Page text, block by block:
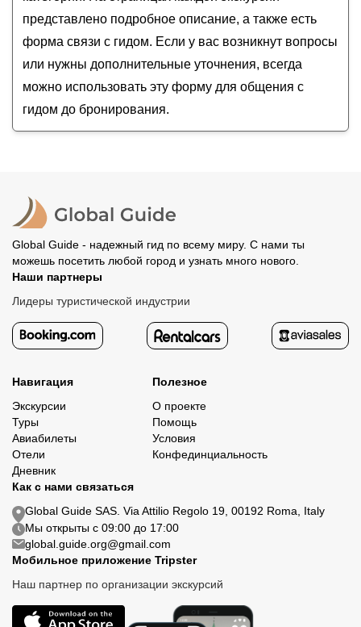
представлено подробное описание, а также есть
форма связи с гидом. Если у вас возникнут вопросы
или нужны дополнительные уточнения, всегда
можно использовать эту форму для общения с
гидом до бронирования.
Global Guide - надежный гид по всему миру. С нами ты
можешь посетить любой город и узнать много нового.
Наши партнеры
Лидеры туристической индустрии
Навигация
Экскурсии
Туры
Авиабилеты
Отели
Дневник
Полезное
О проекте
Помощь
Условия
Конфединциальность
Как с нами связаться
Global Guide SAS. Via Attilio Regolo 19, 00192 Roma, Italy
Мы открыты с 09:00 до 17:00
global.guide.org@gmail.com
Мобильное приложение Tripster
Наш партнер по организации экскурсий